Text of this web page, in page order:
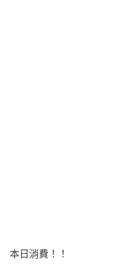
本日消費！！